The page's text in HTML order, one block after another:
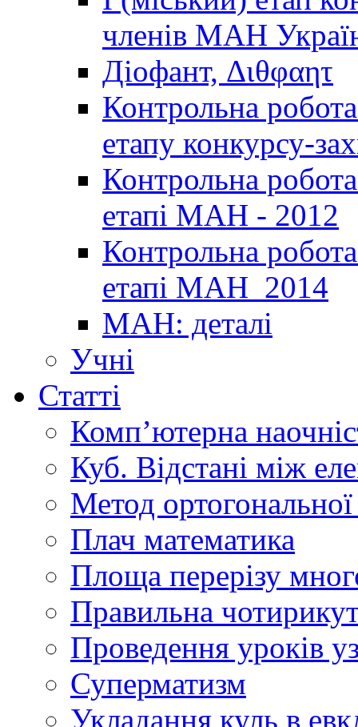
членів МАН
Діофант, Διθφαητ
Контрольна
етапу конкурсу-
Контрольна
етапі МАН - 2012
Контрольна
етапі МАН_2014
МАН: деталі
Учні
Статті
Комп’ютерна
Куб. Відстані між
Метод ортогональної
Плач математика
Площа перерізу
Правильна
Проведення уроків
Суперматизм
Укладання куль в